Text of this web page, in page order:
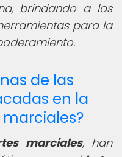
brindando a las
para la
de las
en la
marciales, han